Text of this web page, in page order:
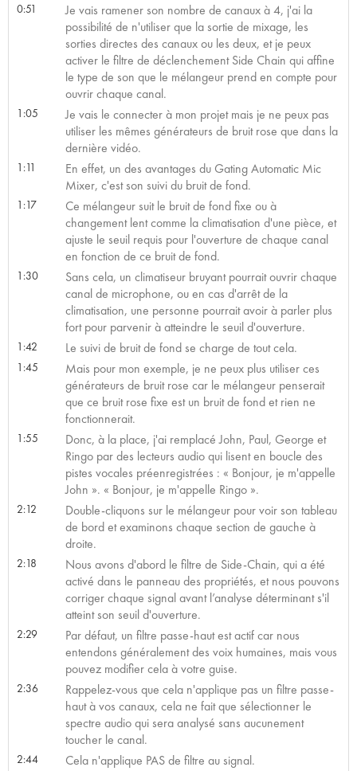
0:51
Je vais ramener son nombre de canaux à 4, j'ai la
possibilité de n'utiliser que la sortie de mixage, les
sorties directes des canaux ou les deux, et je peux
activer le filtre de déclenchement Side Chain qui affine
le type de son que le mélangeur prend en compte pour
ouvrir chaque canal.
1:05
Je vais le connecter à mon projet mais je ne peux pas
utiliser les mêmes générateurs de bruit rose que dans la
dernière vidéo.
1:11
En effet, un des avantages du Gating Automatic Mic
Mixer, c'est son suivi du bruit de fond.
1:17
Ce mélangeur suit le bruit de fond fixe ou à
changement lent comme la climatisation d'une pièce, et
ajuste le seuil requis pour l'ouverture de chaque canal
en fonction de ce bruit de fond.
1:30
Sans cela, un climatiseur bruyant pourrait ouvrir chaque
canal de microphone, ou en cas d'arrêt de la
climatisation, une personne pourrait avoir à parler plus
fort pour parvenir à atteindre le seuil d'ouverture.
1:42 Le suivi de bruit de fond se charge de tout cela.
1:45
Mais pour mon exemple, je ne peux plus utiliser ces
générateurs de bruit rose car le mélangeur penserait
que ce bruit rose fixe est un bruit de fond et rien ne
fonctionnerait.
1:55
Donc, à la place, j'ai remplacé John, Paul, George et
Ringo par des lecteurs audio qui lisent en boucle des
pistes vocales préenregistrées : « Bonjour, je m'appelle
John ». « Bonjour, je m'appelle Ringo ».
2:12
Double-cliquons sur le mélangeur pour voir son tableau
de bord et examinons chaque section de gauche à
droite.
2:18
Nous avons d'abord le filtre de Side-Chain, qui a été
activé dans le panneau des propriétés, et nous pouvons
corriger chaque signal avant l’analyse déterminant s'il
atteint son seuil d'ouverture.
2:29
Par défaut, un filtre passe-haut est actif car nous
entendons généralement des voix humaines, mais vous
pouvez modifier cela à votre guise.
2:36
Rappelez-vous que cela n'applique pas un filtre passe-
haut à vos canaux, cela ne fait que sélectionner le
spectre audio qui sera analysé sans aucunement
toucher le canal.
2:44 Cela n'applique PAS de filtre au signal.